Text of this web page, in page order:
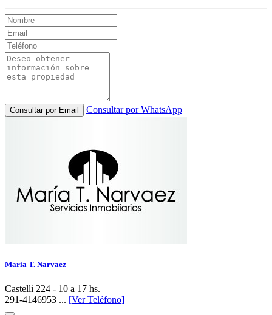
Consultar por Email Consultar por WhatsApp
Maria T. Narvaez
Castelli 224 - 10 a 17 hs.
291-4146953 ... [Ver Teléfono]